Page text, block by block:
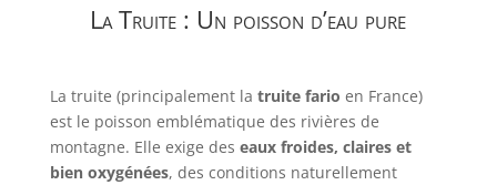
La Truite : Un poisson d’eau pure
La truite (principalement la truite fario en France)
est le poisson emblématique des rivières de
montagne. Elle exige des eaux froides, claires et
bien oxygénées, des conditions naturellement